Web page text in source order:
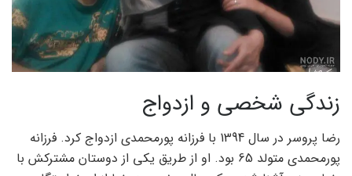
زندگی شخصی و ازدواج
رضا پروسر در سال 1394 با فرزانه پورمحمدی ازدواج کرد. فرزانه
پورمحمدی متولد 65 بود. او از طریق یکی از دوستان مشترکش با